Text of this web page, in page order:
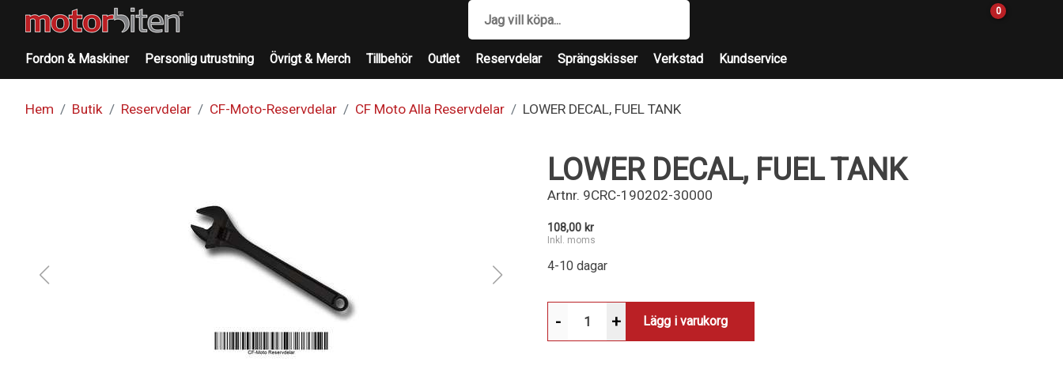
0
Fordon & Maskiner Personlig utrustning Övrigt & Merch Tillbehör Outlet Reservdelar Sprängskisser Verkstad Kundservice
Hem Butik Reservdelar CF-Moto-Reservdelar CF Moto Alla Reservdelar LOWER DECAL, FUEL TANK
LOWER DECAL, FUEL TANK
Artnr. 9CRC-190202-30000
108,00 kr
Inkl. moms
4-10 dagar
- + Lägg i varukorg